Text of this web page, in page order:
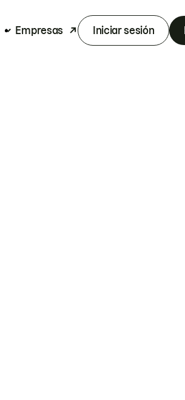
Empresas Iniciar sesión